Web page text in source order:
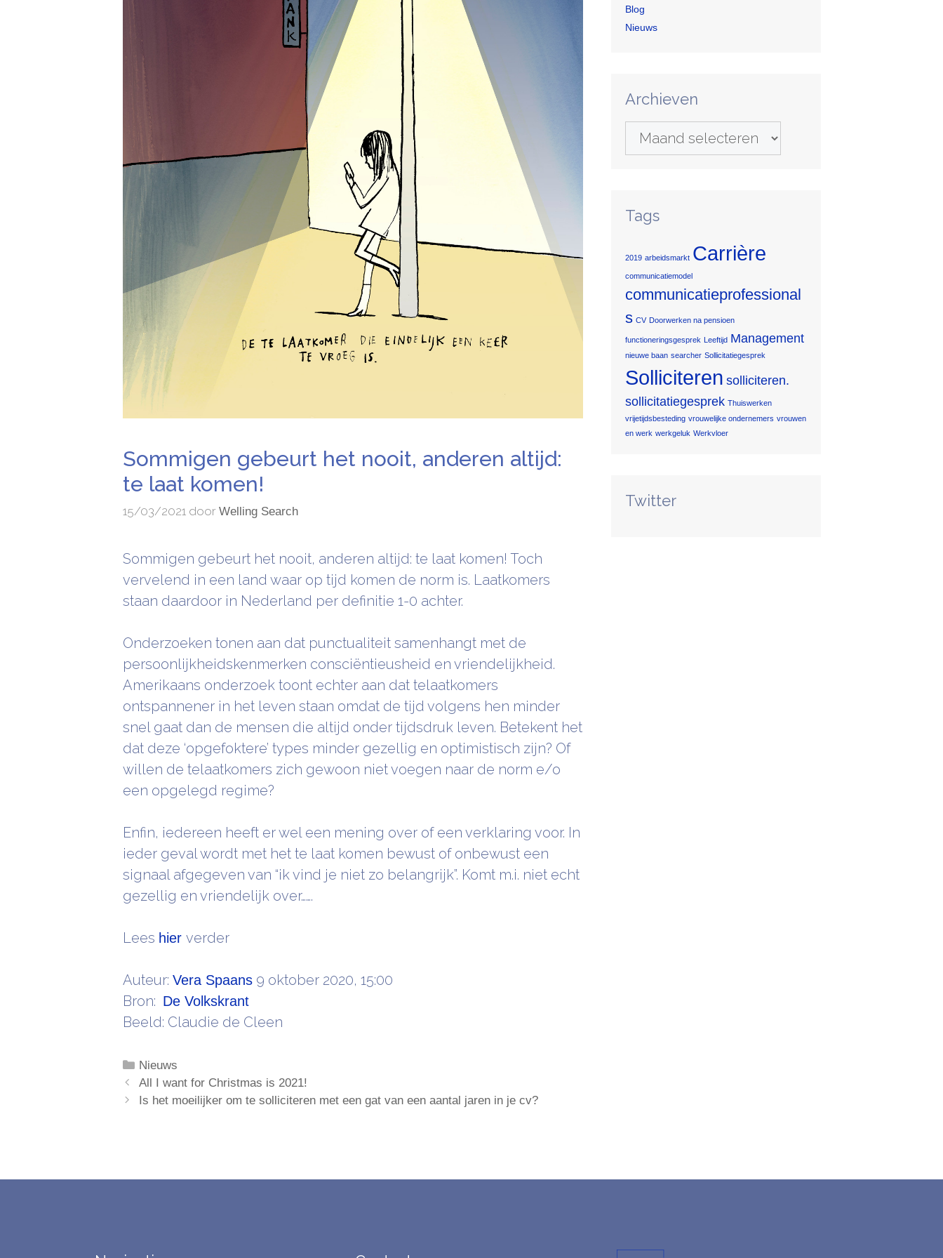
Sommigen gebeurt het nooit, anderen altijd:
te laat komen!
15/03/2021 door Welling Search
Sommigen gebeurt het nooit, anderen altijd: te laat komen! Toch
vervelend in een land waar op tijd komen de norm is. Laatkomers
staan daardoor in Nederland per definitie 1-0 achter.
Onderzoeken tonen aan dat punctualiteit samenhangt met de
persoonlijkheidskenmerken consciëntieusheid en vriendelijkheid.
Amerikaans onderzoek toont echter aan dat telaatkomers
ontspannener in het leven staan omdat de tijd volgens hen minder
snel gaat dan de mensen die altijd onder tijdsdruk leven. Betekent het
dat deze ‘opgefoktere’ types minder gezellig en optimistisch zijn? Of
willen de telaatkomers zich gewoon niet voegen naar de norm e/o
een opgelegd regime?
Enfin, iedereen heeft er wel een mening over of een verklaring voor. In
ieder geval wordt met het te laat komen bewust of onbewust een
signaal afgegeven van “ik vind je niet zo belangrijk”. Komt m.i. niet echt
gezellig en vriendelijk over…….
Lees hier verder
Auteur: Vera Spaans9 oktober 2020, 15:00
Bron: De Volkskrant
Beeld: Claudie de Cleen
Categorieën
Nieuws
All I want for Christmas is 2021!
Is het moeilijker om te solliciteren met een gat van een aantal jaren in je cv?
Blog
Nieuws
Archieven
Tags
2019 arbeidsmarkt Carrière
communicatiemodel
communicatieprofessional
s CV Doorwerken na pensioen
functioneringsgesprek Leeftijd Management
nieuwe baan searcher Sollicitatiegesprek
Solliciteren solliciteren.
sollicitatiegesprek Thuiswerken
vrijetijdsbesteding vrouwelijke ondernemers vrouwen
en werk werkgeluk Werkvloer
Twitter